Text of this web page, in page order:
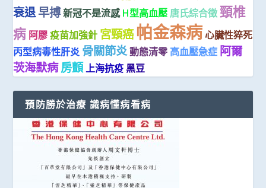
衰退早搏新冠不是流感 H型高血壓 唐氏綜合徵 頸椎
病 阿膠 疫苗加強針 宮頸癌 帕金森病 心臟性猝死
丙型病毒性肝炎 骨關節炎動態清零 高血壓急症 阿爾
茨海默病房顫上海抗疫 黑豆
預防勝於治療 識病懂病看病